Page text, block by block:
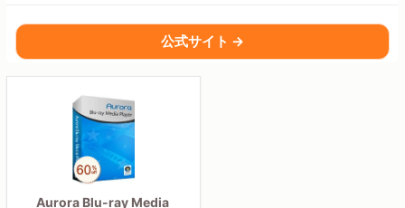
公式サイト →
Aurora Blu-ray Media